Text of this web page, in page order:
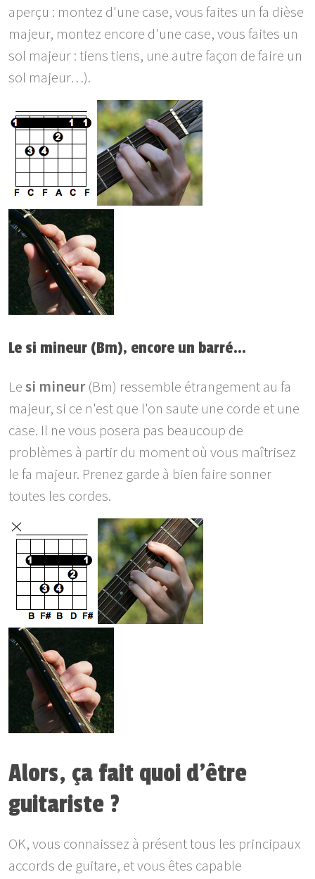
aperçu : montez d'une case, vous faites un fa dièse
majeur, montez encore d'une case, vous faites un
sol majeur : tiens tiens, une autre façon de faire un
sol majeur…).
Le si mineur (Bm), encore un barré…
Lesi mineur(Bm) ressemble étrangement au fa
majeur, si ce n'est que l'on saute une corde et une
case. Il ne vous posera pas beaucoup de
problèmes à partir du moment où vous maîtrisez
le fa majeur. Prenez garde à bien faire sonner
toutes les cordes.
Alors, ça fait quoi d'être
guitariste ?
OK, vous connaissez à présent tous les principaux
accords de guitare, et vous êtes capable